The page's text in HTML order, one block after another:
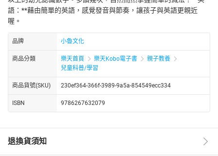
語：**藉由簡單的英語，感覺發音與節奏，讓孩子與英語更親近
喔。
品牌 小魯文化
商品分類 樂天首頁 樂天Kobo電子書
親子教養
兒童科普/學習
商品貨號(SKU) 230ef364-366f-3989-9a5a-854549ecc334
ISBN 9786267632079
退換貨須知